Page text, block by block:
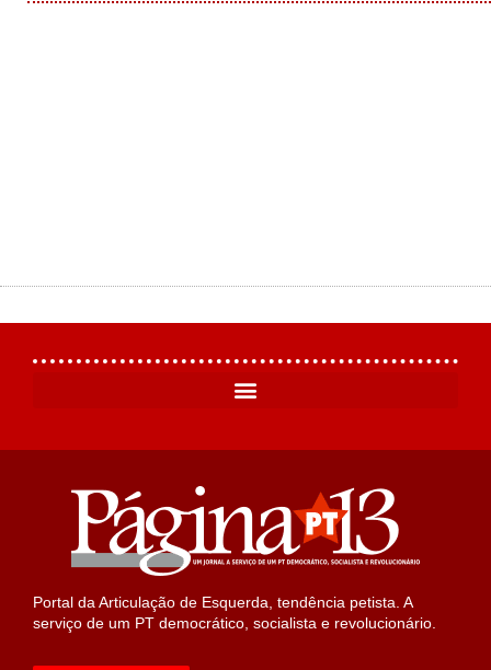
Portal da Articulação de Esquerda, tendência petista. A
serviço de um PT democrático, socialista e revolucionário.